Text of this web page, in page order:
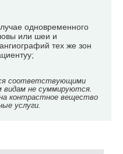
одновременного
или шеи и
тех же зон
соответствующими
видам не суммируются.
контрастное вещество
услуги.